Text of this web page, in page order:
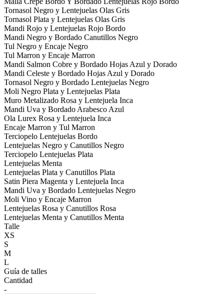
Tornasol Negro y Lentejuelas Olas Gris
Tornasol Plata y Lentejuelas Olas Gris
Mandi Rojo y Lentejuelas Rojo Bordo
Mandi Negro y Bordado Canutillos Negro
Tul Negro y Encaje Negro
Tul Marron y Encaje Marron
Mandi Salmon Cobre y Bordado Hojas Azul y Dorado
Mandi Celeste y Bordado Hojas Azul y Dorado
Tornasol Negro y Bordado Lentejuelas Negro
Moli Negro Plata y Lentejuelas Plata
Muro Metalizado Rosa y Lentejuela Inca
Mandi Uva y Bordado Arabesco Azul
Ola Lurex Rosa y Lentejuela Inca
Encaje Marron y Tul Marron
Terciopelo Lentejuelas Bordo
Lentejuelas Negro y Canutillos Negro
Terciopelo Lentejuelas Plata
Lentejuelas Menta
Lentejuelas Plata y Canutillos Plata
Satin Piera Magenta y Lentejuela Inca
Mandi Uva y Bordado Lentejuelas Negro
Moli Vino y Encaje Marron
Lentejuelas Rosa y Canutillos Rosa
Lentejuelas Menta y Canutillos Menta
Talle
XS
S
M
L
Guía de talles
Cantidad
-